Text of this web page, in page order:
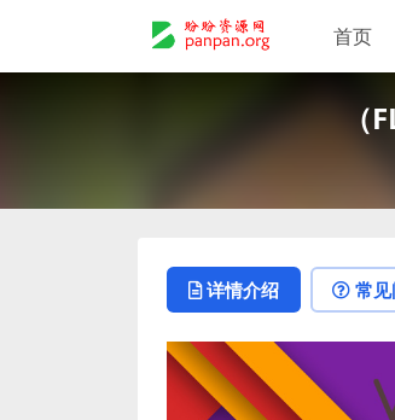
首页
（
详情介绍 常